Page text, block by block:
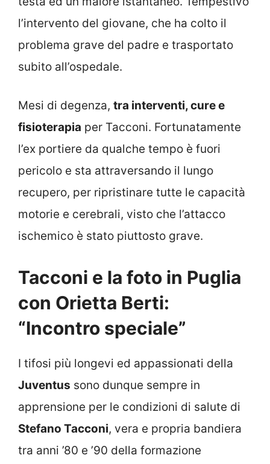
l’intervento del giovane, che ha colto il
problema grave del padre e trasportato
subito all’ospedale.
Mesi di degenza, tra interventi, cure e
fisioterapia per Tacconi. Fortunatamente
l’ex portiere da qualche tempo è fuori
pericolo e sta attraversando il lungo
recupero, per ripristinare tutte le capacità
motorie e cerebrali, visto che l’attacco
ischemico è stato piuttosto grave.
Tacconi e la foto in Puglia
con Orietta Berti:
“Incontro speciale”
I tifosi più longevi ed appassionati della
Juventus sono dunque sempre in
apprensione per le condizioni di salute di
Stefano Tacconi, vera e propria bandiera
tra anni ’80 e ’90 della formazione